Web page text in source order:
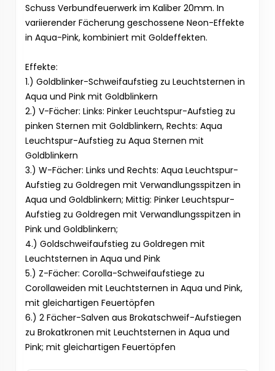
Schuss Verbundfeuerwerk im Kaliber 20mm. In
variierender Fächerung geschossene Neon-Effekte
in Aqua-Pink, kombiniert mit Goldeffekten.
Effekte:
1.) Goldblinker-Schweifaufstieg zu Leuchtsternen in
Aqua und Pink mit Goldblinkern
2.) V-Fächer: Links: Pinker Leuchtspur-Aufstieg zu
pinken Sternen mit Goldblinkern, Rechts: Aqua
Leuchtspur-Aufstieg zu Aqua Sternen mit
Goldblinkern
3.) W-Fächer: Links und Rechts: Aqua Leuchtspur-
Aufstieg zu Goldregen mit Verwandlungsspitzen in
Aqua und Goldblinkern; Mittig: Pinker Leuchtspur-
Aufstieg zu Goldregen mit Verwandlungsspitzen in
Pink und Goldblinkern;
4.) Goldschweifaufstieg zu Goldregen mit
Leuchtsternen in Aqua und Pink
5.) Z-Fächer: Corolla-Schweifaufstiege zu
Corollaweiden mit Leuchtsternen in Aqua und Pink,
mit gleichartigen Feuertöpfen
6.) 2 Fächer-Salven aus Brokatschweif-Aufstiegen
zu Brokatkronen mit Leuchtsternen in Aqua und
Pink; mit gleichartigen Feuertöpfen